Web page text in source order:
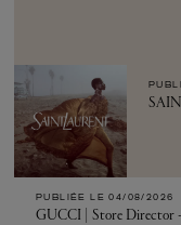
PUBLIÉE LE 04/08/2026
GUCCI | Store Director